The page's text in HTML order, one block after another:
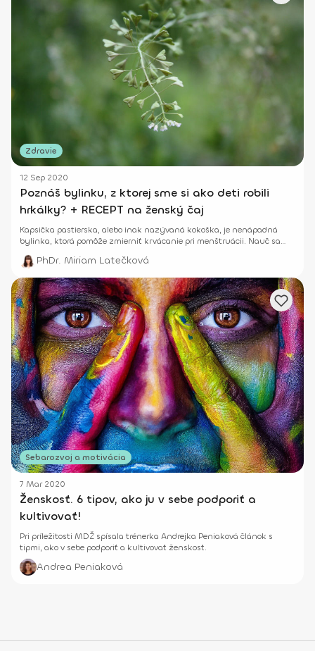
Zdravie
12 Sep 2020
Poznáš bylinku, z ktorej sme si ako deti robili
hrkálky? + RECEPT na ženský čaj
Kapsička pastierska, alebo inak nazývaná kokoška, je nenápadná
bylinka, ktorá pomôže zmierniť krvácanie pri menštruácii. Nauč sa
PhDr. Miriam Latečková
Sebarozvoj a motivácia
7 Mar 2020
Ženskosť. 6 tipov, ako ju v sebe podporiť a
kultivovať!
Pri príležitosti MDŽ spísala trénerka Andrejka Peniaková článok s
tipmi, ako v sebe podporiť a kultivovať ženskosť.
Andrea Peniaková